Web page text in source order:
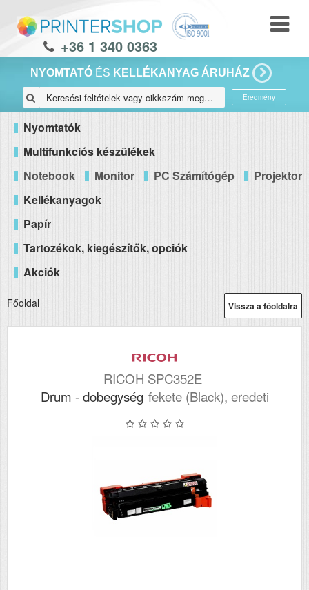
+36 1 340 0363
NYOMTATÓ ÉS KELLÉKANYAG ÁRUHÁZ
Eredmény
Nyomtatók
Multifunkciós készülékek
Notebook
Monitor PC Számítógép
Projektor
Kellékanyagok
Papír
Tartozékok, kiegészítők, opciók
Akciók
Vissza a főoldalra
Főoldal
RICOH SPC352E
Drum - dobegység fekete (Black), eredeti